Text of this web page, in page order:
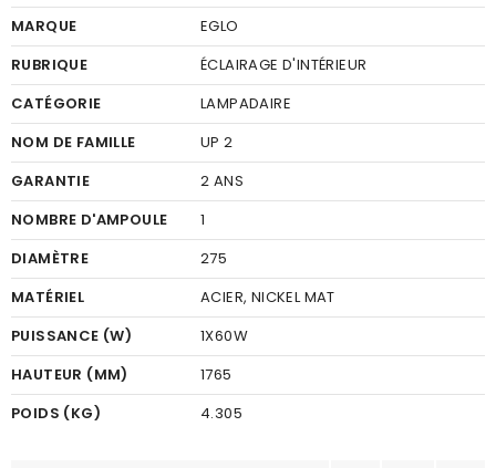
MARQUE
EGLO
RUBRIQUE
ÉCLAIRAGE D'INTÉRIEUR
CATÉGORIE
LAMPADAIRE
NOM DE FAMILLE
UP 2
GARANTIE
2 ANS
NOMBRE D'AMPOULE
1
DIAMÈTRE
275
MATÉRIEL
ACIER, NICKEL MAT
PUISSANCE (W)
1X60W
HAUTEUR (MM)
1765
POIDS (KG)
4.305